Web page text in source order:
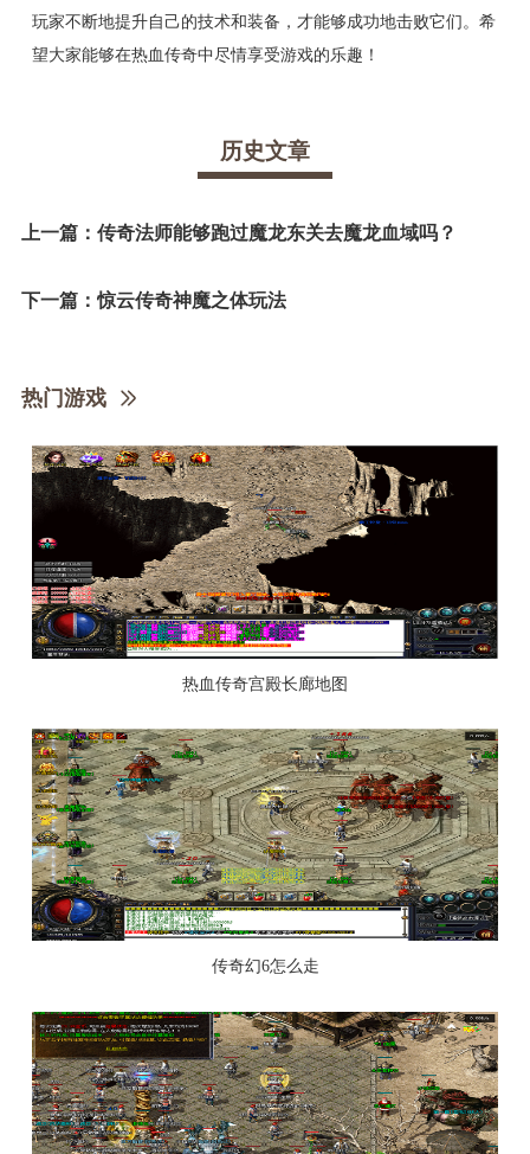
玩家不断地提升自己的技术和装备，才能够成功地击败它们。希
望大家能够在热血传奇中尽情享受游戏的乐趣！
历史文章
上一篇： 传奇法师能够跑过魔龙东关去魔龙血域吗？
下一篇： 惊云传奇神魔之体玩法
热门游戏
热血传奇宫殿长廊地图
传奇幻6怎么走